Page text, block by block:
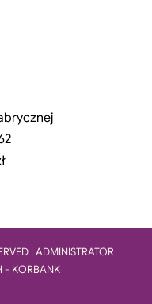
| ADMINISTRATOR
- KORBANK